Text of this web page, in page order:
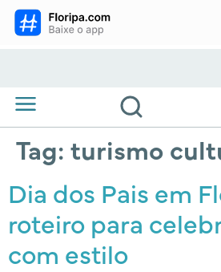
Tag: turismo
Dia dos Pais em
roteiro para
com estilo